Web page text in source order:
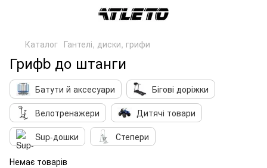
Каталог Гантелі, диски, грифи
Грифb до штанги
Батути й аксесуари
Бігові доріжки
Велотренажери
Дитячі товари
Sup-дошки
Степери
Немає товарів